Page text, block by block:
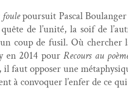
foulepour­suit Pas­cal
de l’unité, la soif de
coup de fusil. Où chercher
en 2014 pourRecours au
faut oppos­er une
à con­vo­quer l’enfer de ce